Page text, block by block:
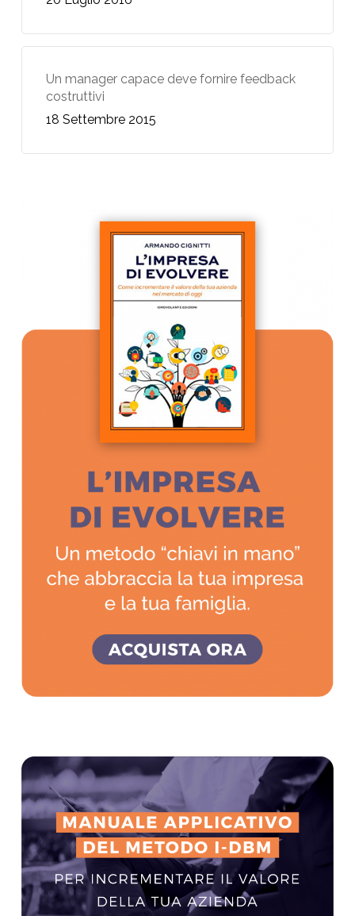
Un manager capace deve fornire feedback
costruttivi
18 Settembre 2015